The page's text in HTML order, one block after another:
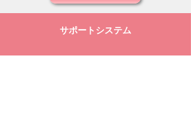
サポートシステム